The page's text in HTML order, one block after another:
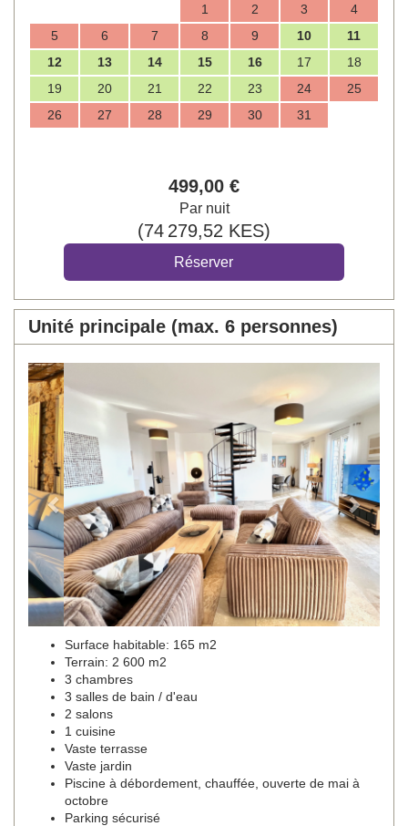
1
2 3
4
5
6 7 8 9 10
11
12
13 14 15 16 17
18
19
20 21 22 23 24
25
26
27 28 29 30 31
499,00 €
Par nuit
(74 279,52 KES)
Unité principale (max. 6 personnes)
Previous
Surface habitable: 165 m2
Terrain: 2 600 m2
3 chambres
3 salles de bain / d'eau
2 salons
1 cuisine
Vaste terrasse
Vaste jardin
Piscine à débordement, chauffée, ouverte de mai à
octobre
Parking sécurisé